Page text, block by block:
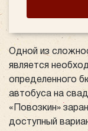
Одной из
является
определенного
автобуса на
«Повозкин»
доступный